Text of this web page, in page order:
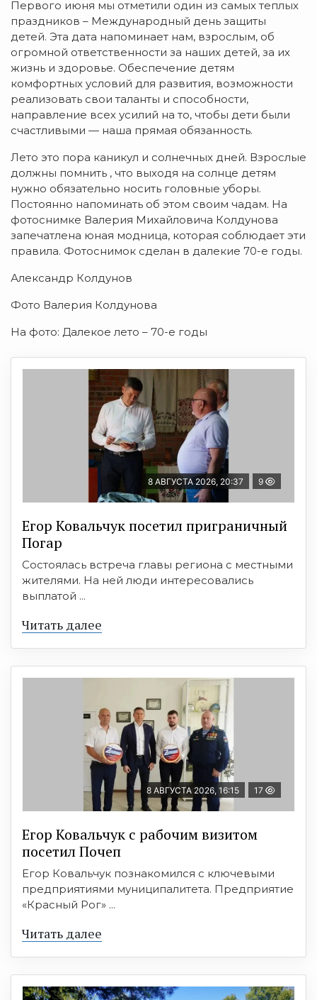
Первого июня мы отметили один из самых теплых
праздников – Международный день защиты
детей. Эта дата напоминает нам, взрослым, об
огромной ответственности за наших детей, за их
жизнь и здоровье. Обеспечение детям
комфортных условий для развития, возможности
реализовать свои таланты и способности,
направление всех усилий на то, чтобы дети были
счастливыми — наша прямая обязанность.
Лето это пора каникул и солнечных дней. Взрослые
должны помнить , что выходя на солнце детям
нужно обязательно носить головные уборы.
Постоянно напоминать об этом своим чадам. На
фотоснимке Валерия Михайловича Колдунова
запечатлена юная модница, которая соблюдает эти
правила. Фотоснимок сделан в далекие 70-е годы.
Александр Колдунов
Фото Валерия Колдунова
На фото: Далекое лето – 70-е годы
8 АВГУСТА 2026, 20:37 9
Егор Ковальчук посетил приграничный
Погар
Состоялась встреча главы региона с местными
жителями. На ней люди интересовались
выплатой ...
Читать далее
8 АВГУСТА 2026, 16:15 17
Егор Ковальчук с рабочим визитом
посетил Почеп
Егор Ковальчук познакомился с ключевыми
предприятиями муниципалитета. Предприятие
«Красный Рог» ...
Читать далее